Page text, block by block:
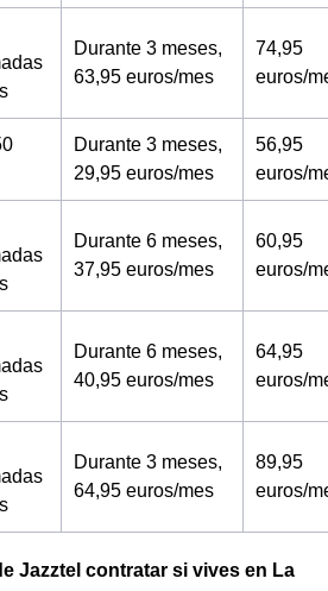
Durante 3 meses,
63,95 euros/mes
74,95
euros/
Durante 3 meses,
29,95 euros/mes
56,95
euros/
Durante 6 meses,
37,95 euros/mes
60,95
euros/
Durante 6 meses,
40,95 euros/mes
64,95
euros/
Durante 3 meses,
64,95 euros/mes
89,95
euros/
Jazztel contratar si vives en La